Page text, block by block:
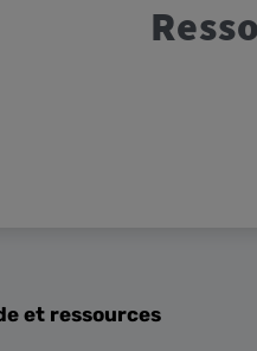
et ressources